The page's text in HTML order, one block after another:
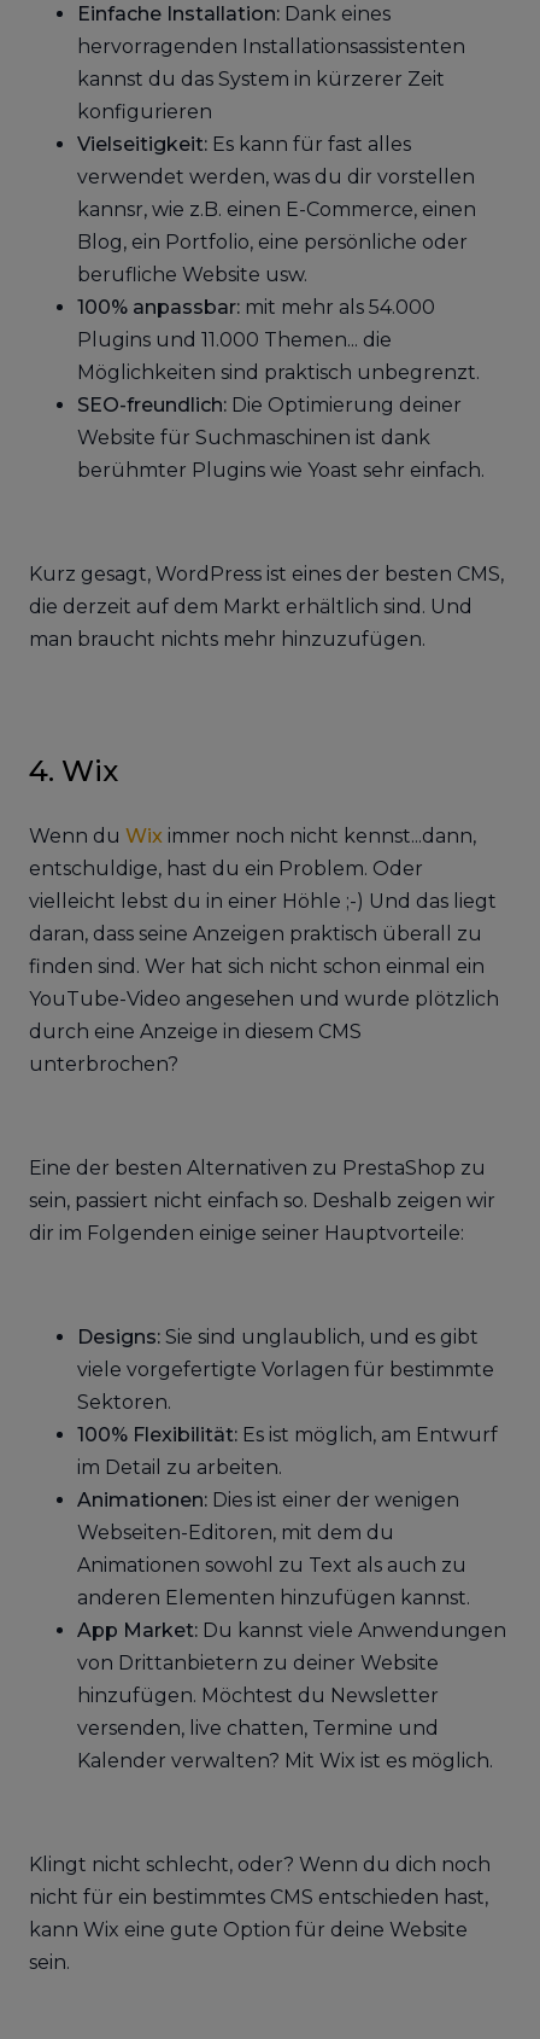
Einfache Installation: Dank eines
hervorragenden Installationsassistenten
kannst du das System in kürzerer Zeit
konfigurieren
Vielseitigkeit: Es kann für fast alles
verwendet werden, was du dir vorstellen
kannsr, wie z.B. einen E-Commerce, einen
Blog, ein Portfolio, eine persönliche oder
berufliche Website usw.
100% anpassbar: mit mehr als 54.000
Plugins und 11.000 Themen... die
Möglichkeiten sind praktisch unbegrenzt.
SEO-freundlich: Die Optimierung deiner
Website für Suchmaschinen ist dank
berühmter Plugins wie Yoast sehr einfach.
Kurz gesagt, WordPress ist eines der besten CMS,
die derzeit auf dem Markt erhältlich sind. Und
man braucht nichts mehr hinzuzufügen.
4. Wix
Wenn du Wix immer noch nicht kennst...dann,
entschuldige, hast du ein Problem. Oder
vielleicht lebst du in einer Höhle ;-) Und das liegt
daran, dass seine Anzeigen praktisch überall zu
finden sind. Wer hat sich nicht schon einmal ein
YouTube-Video angesehen und wurde plötzlich
durch eine Anzeige in diesem CMS
unterbrochen?
Eine der besten Alternativen zu PrestaShop zu
sein, passiert nicht einfach so. Deshalb zeigen wir
dir im Folgenden einige seiner Hauptvorteile:
Designs: Sie sind unglaublich, und es gibt
viele vorgefertigte Vorlagen für bestimmte
Sektoren.
100% Flexibilität: Es ist möglich, am Entwurf
im Detail zu arbeiten.
Animationen: Dies ist einer der wenigen
Webseiten-Editoren, mit dem du
Animationen sowohl zu Text als auch zu
anderen Elementen hinzufügen kannst.
App Market: Du kannst viele Anwendungen
von Drittanbietern zu deiner Website
hinzufügen. Möchtest du Newsletter
versenden, live chatten, Termine und
Kalender verwalten? Mit Wix ist es möglich.
Klingt nicht schlecht, oder? Wenn du dich noch
nicht für ein bestimmtes CMS entschieden hast,
kann Wix eine gute Option für deine Website
sein.